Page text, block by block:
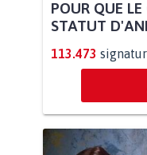
POUR QUE
STATUT
113.473